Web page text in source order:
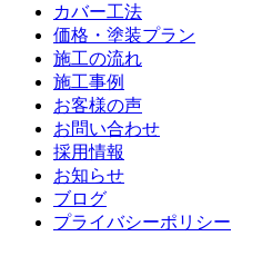
カバー工法
価格・塗装プラン
施工の流れ
施工事例
お客様の声
お問い合わせ
採用情報
お知らせ
ブログ
プライバシーポリシー